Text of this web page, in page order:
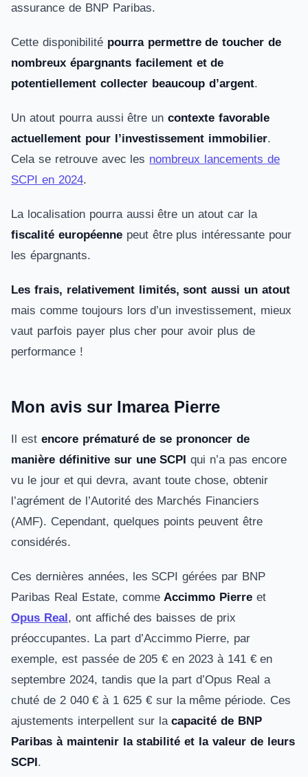
assurance de BNP Paribas.
Cette disponibilité pourra permettre de toucher de
nombreux épargnants facilement et de
potentiellement collecter beaucoup d’argent.
Un atout pourra aussi être uncontexte favorable
actuellement pour l’investissement immobilier.
Cela se retrouve avec les nombreux lancements de
SCPI en 2024.
La localisation pourra aussi être un atout car la
fiscalité européennepeut être plus intéressante pour
les épargnants.
Les frais, relativement limités, sont aussi un atout
mais comme toujours lors d’un investissement, mieux
vaut parfois payer plus cher pour avoir plus de
performance !
Mon avis sur Imarea Pierre
Il est encore prématuré de se prononcer de
manière définitive sur une SCPIqui n’a pas encore
vu le jour et qui devra, avant toute chose, obtenir
l’agrément de l’Autorité des Marchés Financiers
(AMF). Cependant, quelques points peuvent être
considérés.
Ces dernières années, les SCPI gérées par BNP
Paribas Real Estate, commeAccimmo Pierre et
Opus Real, ont affiché des baisses de prix
préoccupantes. La part d’Accimmo Pierre, par
exemple, est passée de 205 € en 2023 à 141 € en
septembre 2024, tandis que la part d’Opus Real a
chuté de 2 040 € à 1 625 € sur la même période. Ces
ajustements interpellent sur lacapacité de BNP
Paribas à maintenir la stabilité et la valeur de leurs
SCPI.